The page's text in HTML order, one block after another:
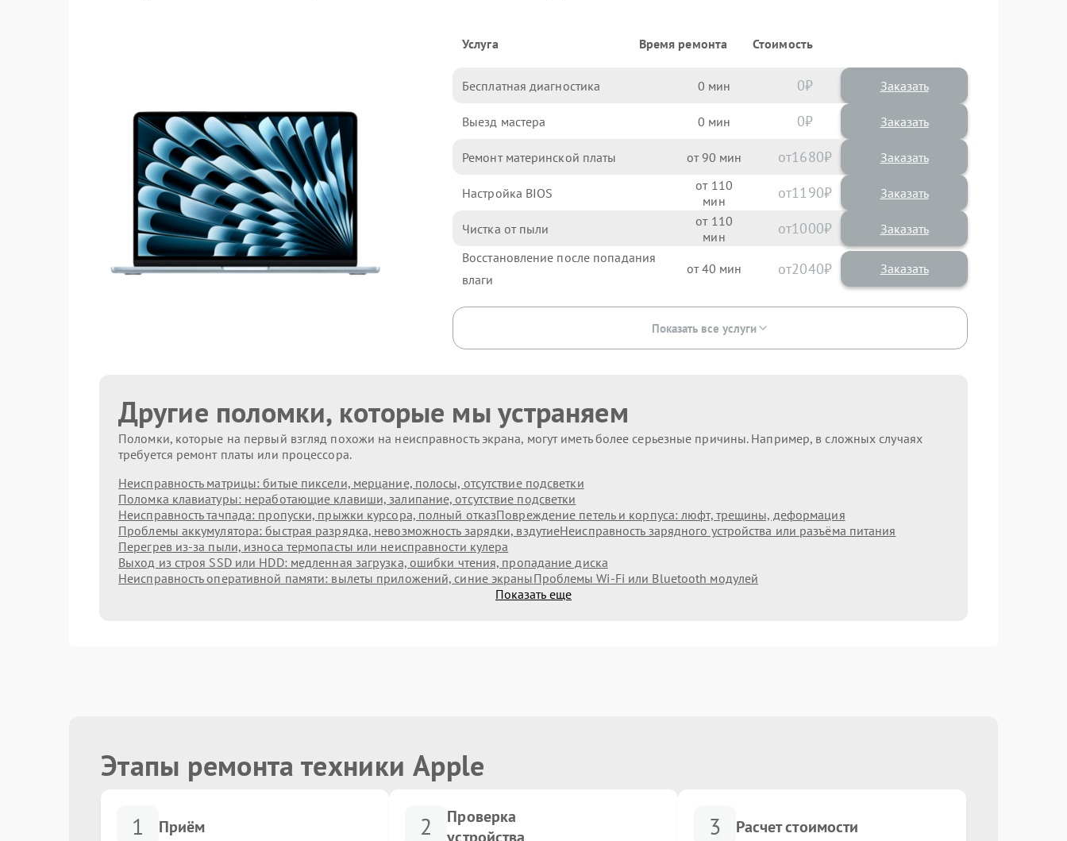
Услуга Время ремонта Стоимость
Бесплатная диагностика 0 0 Заказать
Выезд мастера 0 0 Заказать
Ремонт материнской платы 90 1680
Настройка BIOS 110 1190
Чистка от пыли 110 1000
Восстановление после попадания
влаги
40 2040
Показать все услуги
Другие поломки, которые мы устраняем
Поломки, которые на первый взгляд похожи на неисправность экрана, могут иметь более серьезные причины. Например, в сложных случаях
требуется ремонт платы или процессора.
Неисправность матрицы: битые пиксели, мерцание, полосы, отсутствие подсветки
Поломка клавиатуры: неработающие клавиши, залипание, отсутствие подсветки
Неисправность тачпада: пропуски, прыжки курсора, полный отказПовреждение петель и корпуса: люфт, трещины, деформация
Проблемы аккумулятора: быстрая разрядка, невозможность зарядки, вздутиеНеисправность зарядного устройства или разъёма питания
Перегрев из‑за пыли, износа термопасты или неисправности кулера
Выход из строя SSD или HDD: медленная загрузка, ошибки чтения, пропадание диска
Неисправность оперативной памяти: вылеты приложений, синие экраныПроблемы Wi‑Fi или Bluetooth модулей
Показать еще
Этапы ремонта техники Apple
1 Приём 2
Проверка
устройства
3 Расчет стоимости